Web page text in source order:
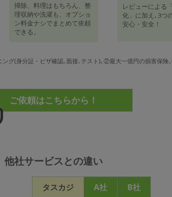
掃除、料理はもちろん、整
理収納や洗濯も、オプショ
ン料金ナシでまとめて依頼
できる。
レビューによる
化」に加え､3つ
安心・安全！
グ(身分証・ビザ確認､面接､テスト)､②最大一億円の損害保険
他社サービスとの違い
タスカジ A社
B社